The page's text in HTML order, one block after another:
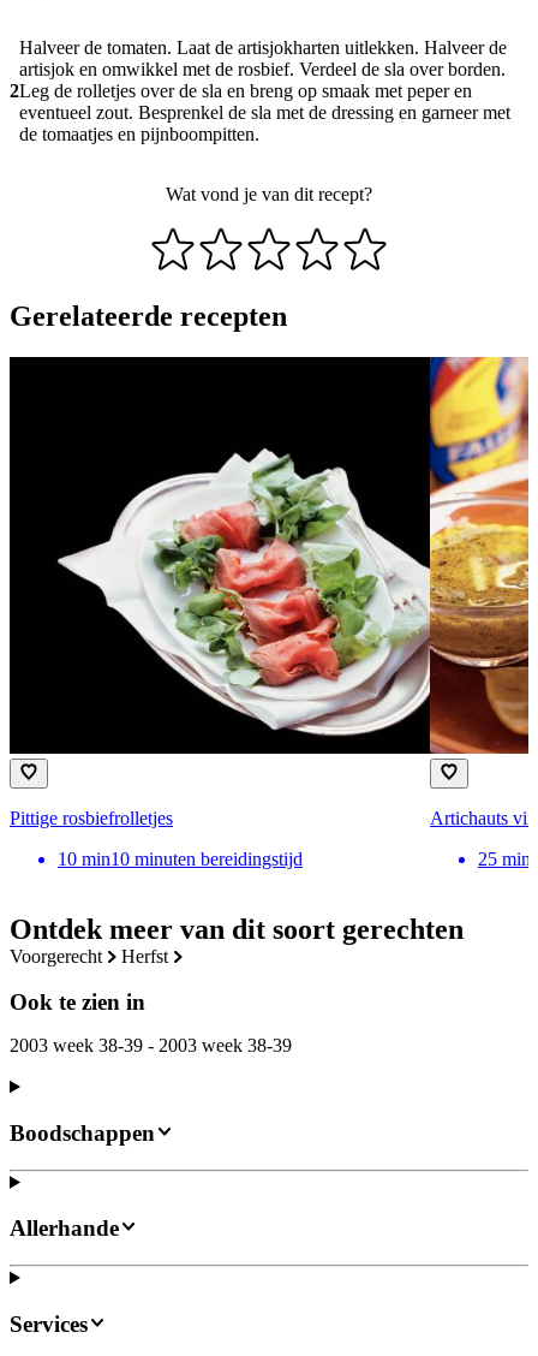
Ontdek meer van dit soort gerechten
voorgerecht herfst
Ook te zien in
2003 week 38-39 - 2003 week 38-39
2
Halveer de tomaten. Laat de artisjokharten uitlekken. Halveer de
artisjok en omwikkel met de rosbief. Verdeel de sla over borden.
Leg de rolletjes over de sla en breng op smaak met peper en
eventueel zout. Besprenkel de sla met de dressing en garneer met
de tomaatjes en pijnboompitten.
Wat vond je van dit recept?
Gerelateerde recepten
Pittige rosbiefrolletjes
10 min10 minuten bereidingstijd
Artichauts
25 min
Boodschappen
Allerhande
Services